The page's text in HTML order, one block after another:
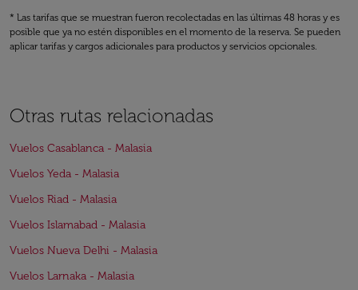
* Las tarifas que se muestran fueron recolectadas en las últimas 48 horas y es
posible que ya no estén disponibles en el momento de la reserva. Se pueden
aplicar tarifas y cargos adicionales para productos y servicios opcionales.
Otras rutas relacionadas
Vuelos Casablanca - Malasia
Vuelos Yeda - Malasia
Vuelos Riad - Malasia
Vuelos Islamabad - Malasia
Vuelos Nueva Delhi - Malasia
Vuelos Larnaka - Malasia